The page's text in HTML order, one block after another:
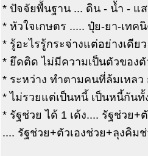
* ปัจจัยพื้นฐาน ... ดิน - น้ำ - แ
* หัวใจเกษตร ..... ปุ๋ย-ยา-เท
* รู้อะไรรู้กระจ่างแต่อย่างเดี
* ยึดติด ไม่มีความเป็นตัวของตั
* ระหว่าง ทำตามคนที่ล้มเหล
* ไม่รวยแต่เป็นหนี้ เป็นหนี้กันทั้
* รัฐช่วย ได้ 1 เด้ง.... รัฐช่วย+
.... รัฐช่วย+ตัวเองช่วย+ลุงคิม